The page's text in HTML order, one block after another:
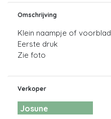
Omschrijving
Klein naampje of
Eerste druk
Zie foto
Verkoper
Josune